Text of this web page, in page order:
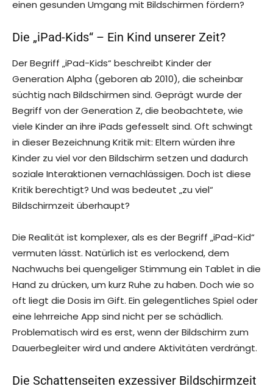
einen gesunden Umgang mit Bildschirmen fördern?
Die „iPad-Kids“ – Ein Kind unserer Zeit?
Der Begriff „iPad-Kids“ beschreibt Kinder der
Generation Alpha (geboren ab 2010), die scheinbar
süchtig nach Bildschirmen sind. Geprägt wurde der
Begriff von der Generation Z, die beobachtete, wie
viele Kinder an ihre iPads gefesselt sind. Oft schwingt
in dieser Bezeichnung Kritik mit: Eltern würden ihre
Kinder zu viel vor den Bildschirm setzen und dadurch
soziale Interaktionen vernachlässigen. Doch ist diese
Kritik berechtigt? Und was bedeutet „zu viel“
Bildschirmzeit überhaupt?
Die Realität ist komplexer, als es der Begriff „iPad-Kid“
vermuten lässt. Natürlich ist es verlockend, dem
Nachwuchs bei quengeliger Stimmung ein Tablet in die
Hand zu drücken, um kurz Ruhe zu haben. Doch wie so
oft liegt die Dosis im Gift. Ein gelegentliches Spiel oder
eine lehrreiche App sind nicht per se schädlich.
Problematisch wird es erst, wenn der Bildschirm zum
Dauerbegleiter wird und andere Aktivitäten verdrängt.
Die Schattenseiten exzessiver Bildschirmzeit